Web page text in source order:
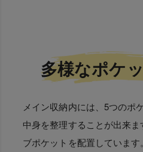
多様なポケ
メイン収納内には、5つのポ
中身を整理することが出来
ブポケットを配置しています。